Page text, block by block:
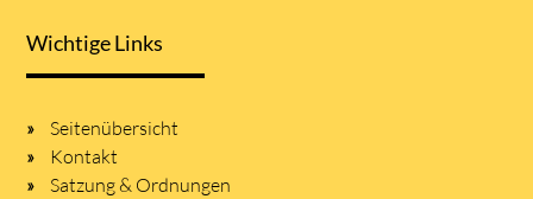
Wichtige Links
Seitenübersicht
Kontakt
Satzung & Ordnungen